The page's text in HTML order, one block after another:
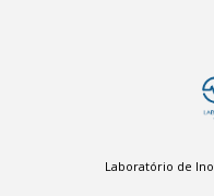
Laboratório de